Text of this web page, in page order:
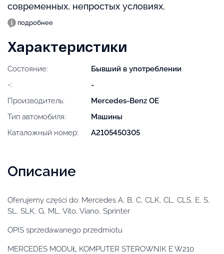
современных, непростых условиях.
подробнее
Характеристики
Состояние:
Бывший в употреблении
-:
-
Производитель:
Mercedes-Benz OE
Тип автомобиля:
Машины
Каталожный номер:
A2105450305
Описание
Oferujemy części do: Mercedes A, B, C, CLK, CL, CLS, E, S,
SL, SLK, G, ML, Vito, Viano, Sprinter
OPIS sprzedawanego przedmiotu
MERCEDES MODUŁ KOMPUTER STEROWNIK E W210